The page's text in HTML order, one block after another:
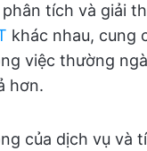
tích và giải
khác nhau, cung
việc thường
hơn.
của dịch vụ và